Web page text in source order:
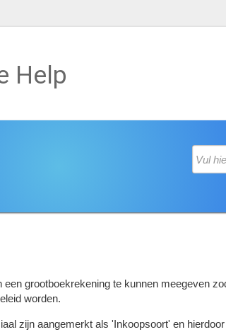
Help
grootboekrekening te kunnen meegeven
worden.
zijn aangemerkt als 'Inkoopsoort' en